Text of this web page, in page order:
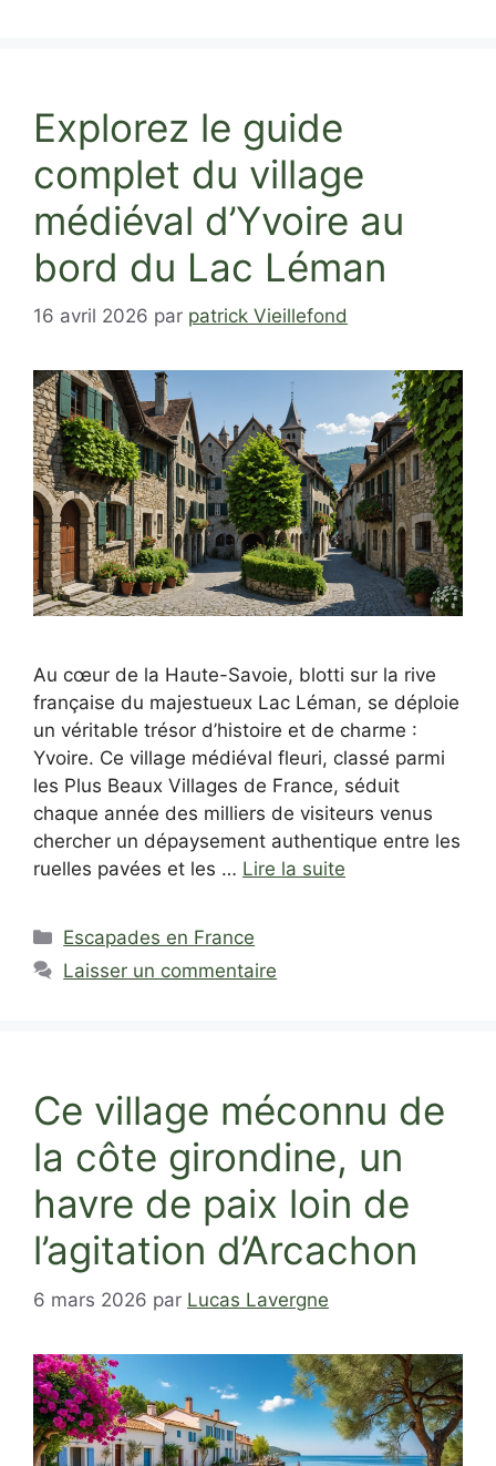
Explorez le guide
complet du village
médiéval d’Yvoire au
bord du Lac Léman
16 avril 2026 par patrick Vieillefond
Au cœur de la Haute-Savoie, blotti sur la rive
française du majestueux Lac Léman, se déploie
un véritable trésor d’histoire et de charme :
Yvoire. Ce village médiéval fleuri, classé parmi
les Plus Beaux Villages de France, séduit
chaque année des milliers de visiteurs venus
chercher un dépaysement authentique entre les
ruelles pavées et les … Lire la suite
Catégories
Escapades en France
Laisser un commentaire
Ce village méconnu de
la côte girondine, un
havre de paix loin de
l’agitation d’Arcachon
6 mars 2026 par Lucas Lavergne